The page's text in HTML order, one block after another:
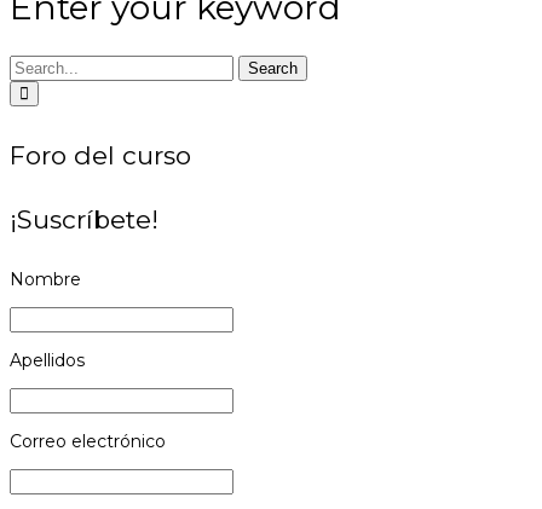
Search
Foro del curso
¡Suscríbete!
Nombre
Apellidos
Correo electrónico